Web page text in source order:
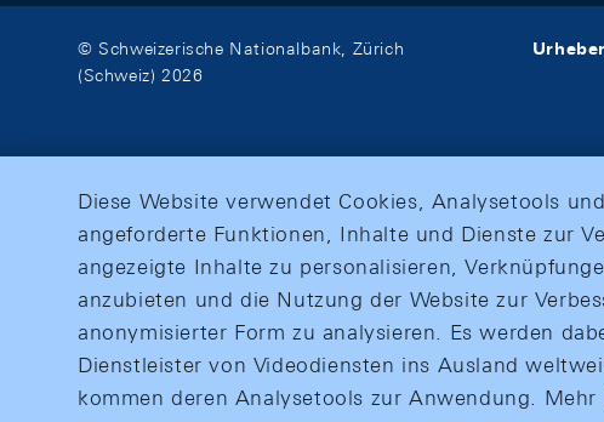
© Schweizerische Nationalbank, Zürich
(Schweiz) 2026
Diese Website verwendet Cookies, Analysetools
angeforderte Funktionen, Inhalte und Dienste zur
angezeigte Inhalte zu personalisieren,
anzubieten und die Nutzung der Website zur
anonymisierter Form zu analysieren. Es werden
Dienstleister von Videodiensten ins Ausland
kommen deren Analysetools zur Anwendung.